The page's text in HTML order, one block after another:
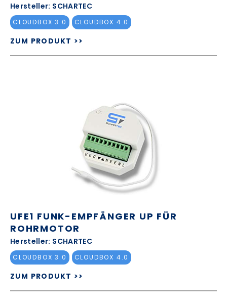
Hersteller: SCHARTEC
CLOUDBOX 3.0 CLOUDBOX 4.0
ZUM PRODUKT >>
UFE1 FUNK-EMPFÄNGER UP FÜR
ROHRMOTOR
Hersteller: SCHARTEC
CLOUDBOX 3.0 CLOUDBOX 4.0
ZUM PRODUKT >>